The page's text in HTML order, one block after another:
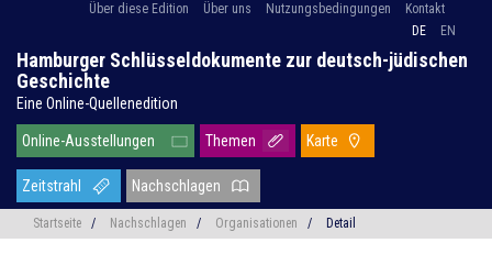
Über diese Edition Über uns Nutzungsbedingungen
Kontakt
DE
EN
Hamburger Schlüsseldokumente zur deutsch-jüdischen
Geschichte
Eine Online-Quellenedition
Online-Ausstellungen Themen Karte
Zeitstrahl Nachschlagen
Startseite / Nachschlagen / Organisationen / Detail